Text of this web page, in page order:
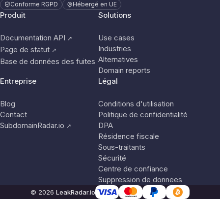
Conforme RGPD Hébergé en UE
Produit
Documentation API ↗
Page de statut ↗
Base de données des fuites
Solutions
Use cases
Industries
Alternatives
Domain reports
Entreprise
Blog
Contact
SubdomainRadar.io ↗
Légal
Conditions d'utilisation
Politique de confidentialité
DPA
Résidence fiscale
Sous-traitants
Sécurité
Centre de confiance
Suppression de donnees
© 2026 LeakRadar.io